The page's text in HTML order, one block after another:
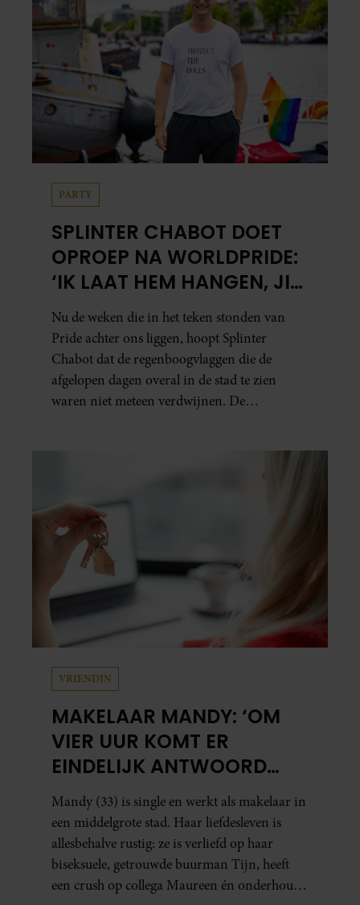
PARTY
SPLINTER CHABOT DOET
OPROEP NA WORLDPRIDE:
‘IK LAAT HEM HANGEN, JIJ
HOPELIJK OOK’
Nu de weken die in het teken stonden van
Pride achter ons liggen, hoopt Splinter
Chabot dat de regenboogvlaggen die de
afgelopen dagen overal in de stad te zien
waren niet meteen verdwijnen. De
VRIENDIN
MAKELAAR MANDY: ‘OM
VIER UUR KOMT ER
EINDELIJK ANTWOORD
VAN JUDITH. DIE ZIN KOMT
BINNEN’
Mandy (33) is single en werkt als makelaar in
een middelgrote stad. Haar liefdesleven is
allesbehalve rustig: ze is verliefd op haar
biseksuele, getrouwde buurman Tijn, heeft
een crush op collega Maureen én onderhoudt